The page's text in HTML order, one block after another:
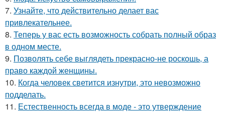
7. Узнайте, что действительно делает вас
привлекательнее.
8. Теперь у вас есть возможность собрать полный образ
в одном месте.
9. Позволять себе выглядеть прекрасно-не роскошь, а
право каждой женщины.
10. Когда человек светится изнутри, это невозможно
подделать.
11. Естественность всегда в моде - это утверждение